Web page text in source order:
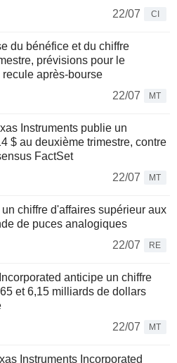
22/07
CI
du bénéfice et du chiffre
prévisions pour le
après-bourse
22/07
MT
Instruments publie un
$ au deuxième trimestre, contre
FactSet
22/07
MT
chiffre d'affaires supérieur aux
de puces analogiques
22/07
RE
anticipe un chiffre
et 6,15 milliards de dollars
22/07
MT
Instruments Incorporated